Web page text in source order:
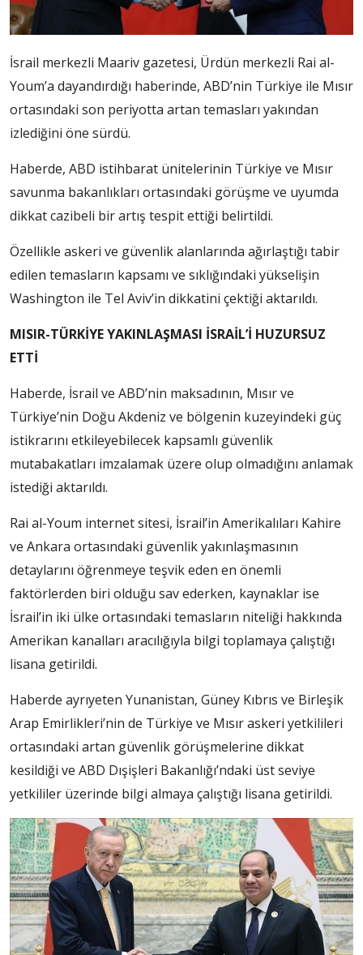
İsrail merkezli Maariv gazetesi, Ürdün merkezli Rai al-
Youm’a dayandırdığı haberinde, ABD’nin Türkiye ile Mısır
ortasındaki son periyotta artan temasları yakından
izlediğini öne sürdü.
Haberde, ABD istihbarat ünitelerinin Türkiye ve Mısır
savunma bakanlıkları ortasındaki görüşme ve uyumda
dikkat cazibeli bir artış tespit ettiği belirtildi.
Özellikle askeri ve güvenlik alanlarında ağırlaştığı tabir
edilen temasların kapsamı ve sıklığındaki yükselişin
Washington ile Tel Aviv’in dikkatini çektiği aktarıldı.
MISIR-TÜRKİYE YAKINLAŞMASI İSRAİL’İ HUZURSUZ
ETTİ
Haberde, İsrail ve ABD’nin maksadının, Mısır ve
Türkiye’nin Doğu Akdeniz ve bölgenin kuzeyindeki güç
istikrarını etkileyebilecek kapsamlı güvenlik
mutabakatları imzalamak üzere olup olmadığını anlamak
istediği aktarıldı.
Rai al-Youm internet sitesi, İsrail’in Amerikalıları Kahire
ve Ankara ortasındaki güvenlik yakınlaşmasının
detaylarını öğrenmeye teşvik eden en önemli
faktörlerden biri olduğu sav ederken, kaynaklar ise
İsrail’in iki ülke ortasındaki temasların niteliği hakkında
Amerikan kanalları aracılığıyla bilgi toplamaya çalıştığı
lisana getirildi.
Haberde ayrıyeten Yunanistan, Güney Kıbrıs ve Birleşik
Arap Emirlikleri’nin de Türkiye ve Mısır askeri yetkilileri
ortasındaki artan güvenlik görüşmelerine dikkat
kesildiği ve ABD Dışişleri Bakanlığı’ndaki üst seviye
yetkililer üzerinde bilgi almaya çalıştığı lisana getirildi.